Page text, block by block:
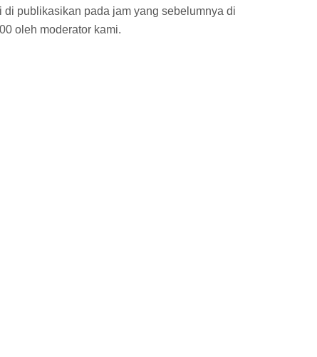
di publikasikan pada jam yang sebelumnya di
oleh moderator kami.